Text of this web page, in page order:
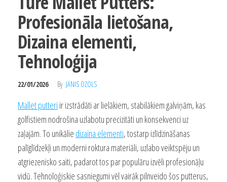
Profesionāla lietošana,
Dizaina elementi,
Tehnoloģija
22/01/2026 By JĀNIS OZOLS
Mallet putteri ir izstrādāti ar lielākiem, stabilākiem galviņām, kas
golfistiem nodrošina uzlabotu precizitāti un konsekvenci uz
zaļajām. To unikālie dizaina elementi, tostarp izlīdzināšanas
palīglīdzekļi un moderni roktura materiāli, uzlabo veiktspēju un
atgriezenisko saiti, padarot tos par populāru izvēli profesionāļu
vidū. Tehnoloģiskie sasniegumi vēl vairāk pilnveido šos putterus,